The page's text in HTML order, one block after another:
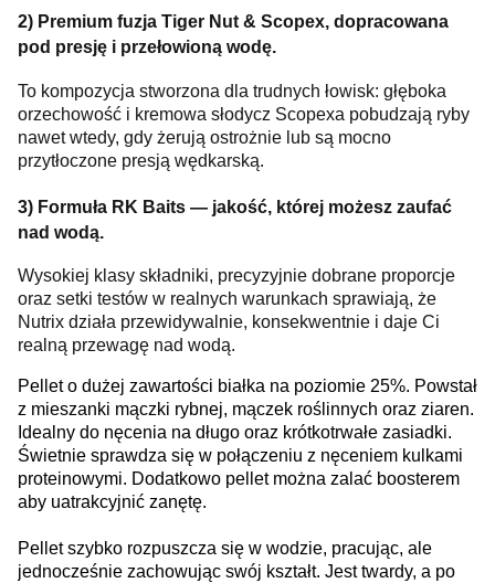
2) Premium fuzja Tiger Nut & Scopex, dopracowana
pod presję i przełowioną wodę.
To kompozycja stworzona dla trudnych łowisk: głęboka
orzechowość i kremowa słodycz Scopexa pobudzają ryby
nawet wtedy, gdy żerują ostrożnie lub są mocno
przytłoczone presją wędkarską.
3) Formuła RK Baits — jakość, której możesz zaufać
nad wodą.
Wysokiej klasy składniki, precyzyjnie dobrane proporcje
oraz setki testów w realnych warunkach sprawiają, że
Nutrix działa przewidywalnie, konsekwentnie i daje Ci
realną przewagę nad wodą.
Pellet o dużej zawartości białka na poziomie 25%. Powstał
z mieszanki mączki rybnej, mączek roślinnych oraz ziaren.
Idealny do nęcenia na długo oraz krótkotrwałe zasiadki.
Świetnie sprawdza się w połączeniu z nęceniem kulkami
proteinowymi. Dodatkowo pellet można zalać boosterem
aby uatrakcyjnić zanętę.
Pellet szybko rozpuszcza się w wodzie, pracując, ale
jednocześnie zachowując swój kształt. Jest twardy, a po